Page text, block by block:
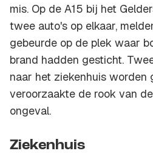
mis. Op de A15 bij het
twee auto's op elkaar,
gebeurde op de plek waar
brand hadden gesticht.
naar het ziekenhuis worden
veroorzaakte de rook van
ongeval.
Ziekenhuis